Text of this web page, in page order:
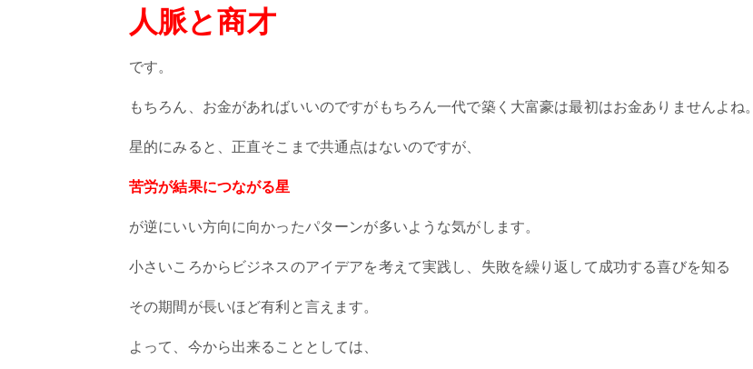
人脈と商才
です。
もちろん、お金があればいいのですがもちろん一代で築く大富豪は最初はお金ありませんよね。
星的にみると、正直そこまで共通点はないのですが、
苦労が結果につながる星
が逆にいい方向に向かったパターンが多いような気がします。
小さいころからビジネスのアイデアを考えて実践し、失敗を繰り返して成功する喜びを知る
その期間が長いほど有利と言えます。
よって、今から出来ることとしては、